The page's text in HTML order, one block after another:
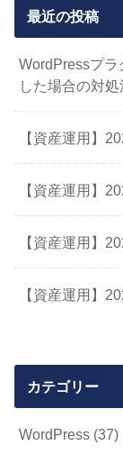
最近の投稿
WordPressプ
した場合の対処
【資産運用】
【資産運用】
【資産運用】
【資産運用】
カテゴリー
WordPress (37)